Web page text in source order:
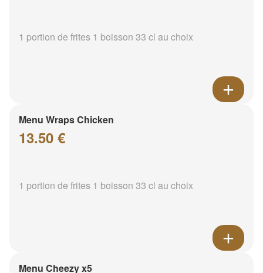
1 portion de frites 1 boisson 33 cl au choix
Menu Wraps Chicken
13.50 €
1 portion de frites 1 boisson 33 cl au choix
Menu Cheezy x5